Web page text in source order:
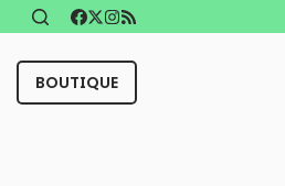
BOUTIQUE